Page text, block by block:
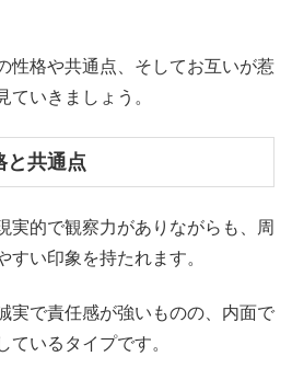
性格や共通点、そしてお互いが惹
ていきましょう。
と共通点
実的で観察力がありながらも、周
すい印象を持たれます。
実で責任感が強いものの、内面で
ているタイプです。